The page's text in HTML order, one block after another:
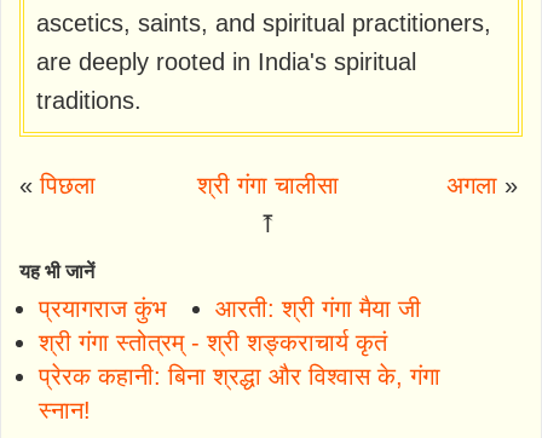
ascetics, saints, and spiritual practitioners,
are deeply rooted in India's spiritual
traditions.
«पिछला
श्री गंगा चालीसा
⤒
अगला»
यह भी जानें
प्रयागराज कुंभ
आरती: श्री गंगा मैया जी
श्री गंगा स्तोत्रम् - श्री शङ्कराचार्य कृतं
प्रेरक कहानी: बिना श्रद्धा और विश्वास के, गंगा
स्नान!